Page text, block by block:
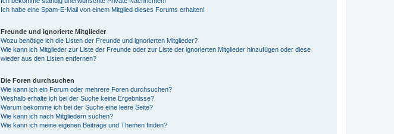
Ich habe eine Spam-E-Mail von einem Mitglied dieses Forums erhalten!
Freunde und ignorierte Mitglieder
Wozu benötige ich die Listen der Freunde und ignorierten Mitglieder?
Wie kann ich Mitglieder zur Liste der Freunde oder zur Liste der ignorierten Mitglieder hinzufügen oder diese
wieder aus den Listen entfernen?
Die Foren durchsuchen
Wie kann ich ein Forum oder mehrere Foren durchsuchen?
Weshalb erhalte ich bei der Suche keine Ergebnisse?
Warum bekomme ich bei der Suche eine leere Seite?
Wie kann ich nach Mitgliedern suchen?
Wie kann ich meine eigenen Beiträge und Themen finden?